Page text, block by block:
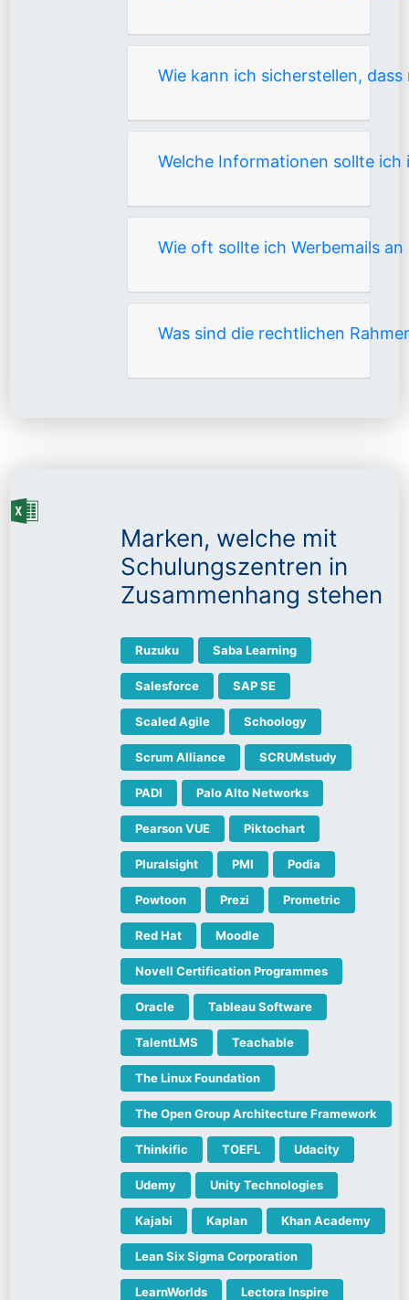
Wie kann ich sicherstellen,
Welche Informationen sollte ich
Wie oft sollte ich Werbemails
Was sind die rechtlichen
Marken, welche mit
Schulungszentren in
Zusammenhang stehen
Ruzuku Saba Learning
Salesforce SAP SE
Scaled Agile Schoology
Scrum Alliance SCRUMstudy
PADI Palo Alto Networks
Pearson VUE Piktochart
Pluralsight PMI Podia
Powtoon Prezi Prometric
Red Hat Moodle
Novell Certification Programmes
Oracle Tableau Software
TalentLMS Teachable
The Linux Foundation
The Open Group Architecture Framework
Thinkific TOEFL Udacity
Udemy Unity Technologies
Kajabi Kaplan Khan Academy
Lean Six Sigma Corporation
LearnWorlds Lectora Inspire